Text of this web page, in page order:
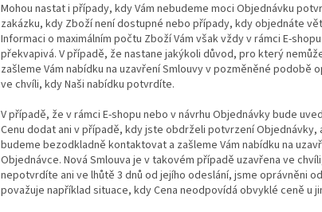
Mohou nastat i případy, kdy Vám nebudeme moci Objednávku
zakázku, kdy Zboží není dostupné nebo případy, kdy objednáte
Informaci o maximálním počtu Zboží Vám však vždy v rámci E-
překvapivá. V případě, že nastane jakýkoli důvod, pro který
zašleme Vám nabídku na uzavření Smlouvy v pozměněné
ve chvíli, kdy Naši nabídku potvrdíte.
V případě, že v rámci E-shopu nebo v návrhu Objednávky bude
Cenu dodat ani v případě, kdy jste obdrželi potvrzení Objednávky,
budeme bezodkladně kontaktovat a zašleme Vám nabídku na
Objednávce. Nová Smlouva je v takovém případě uzavřena ve
nepotvrdíte ani ve lhůtě 3 dnů od jejího odeslání, jsme oprávněni
považuje například situace, kdy Cena neodpovídá obvyklé ceně u